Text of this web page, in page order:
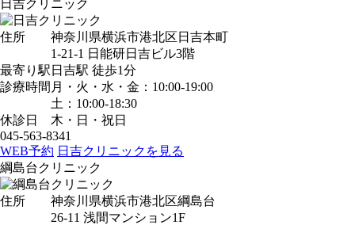
日吉クリニック
住所
神奈川県横浜市港北区日吉本町
1-21-1 日能研日吉ビル3階
最寄り駅 日吉駅 徒歩1分
診療時間 月・火・水・金：10:00-19:00
土：10:00-18:30
休診日
木・日・祝日
045-563-8341
WEB予約 日吉クリニックを見る
綱島台クリニック
住所
神奈川県横浜市港北区綱島台
26-11 浅間マンション1F